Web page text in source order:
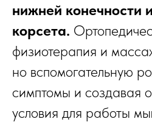
нижней конечности
корсета.
физиотерапия и
но вспомогательную
симптомы и создавая
условия для работы